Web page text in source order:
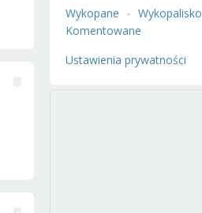
Wykopane
Wykopalisko
Komentowane
Ustawienia prywatności